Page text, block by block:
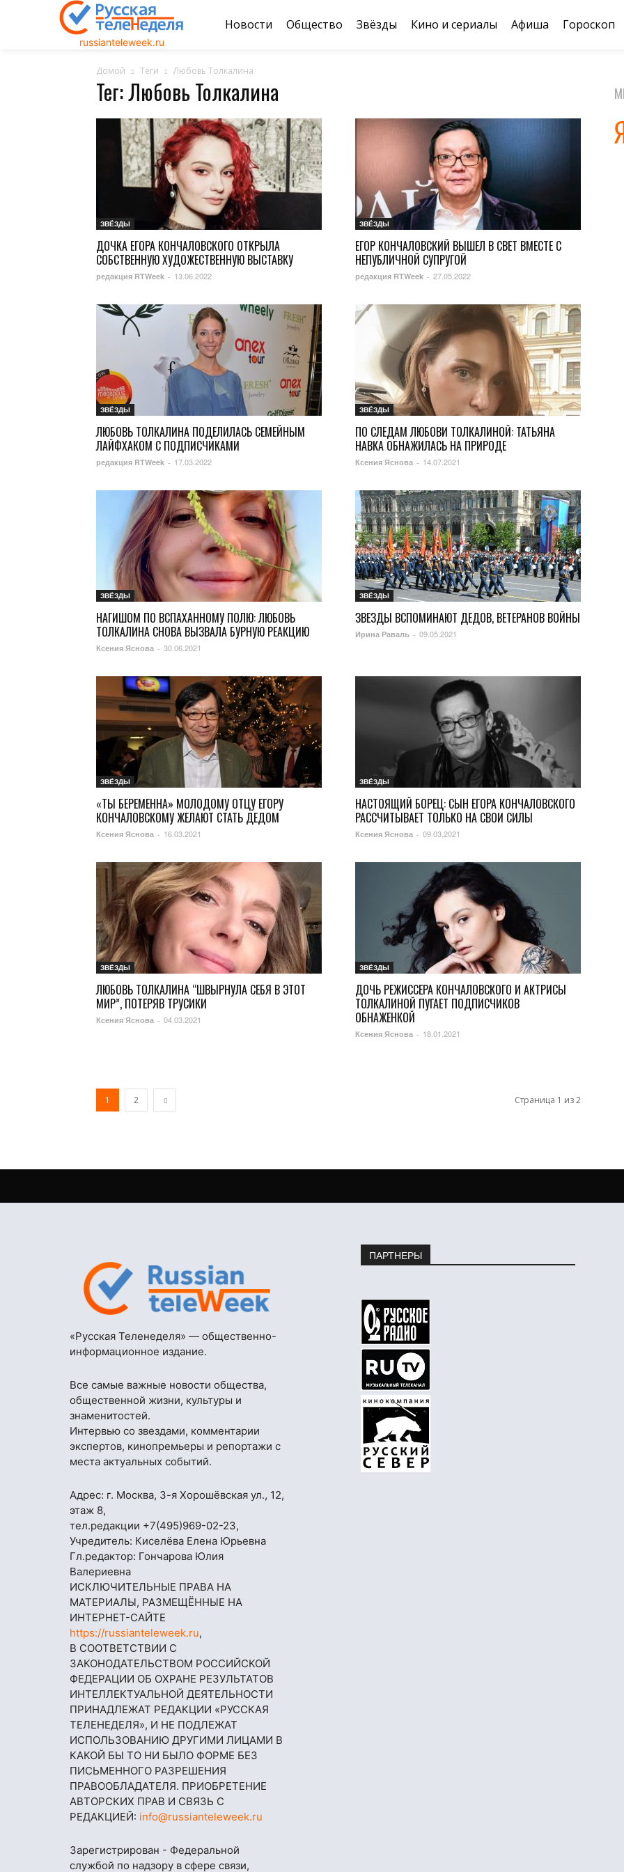
russianteleweek.ru
Новости Общество Звёзды Кино и сериалы Афиша Гороскоп
Домой Теги Любовь Толкалина
Тег: Любовь Толкалина
ЗВЁЗДЫ
ДОЧКА ЕГОРА КОНЧАЛОВСКОГО ОТКРЫЛА
СОБСТВЕННУЮ ХУДОЖЕСТВЕННУЮ ВЫСТАВКУ
редакция RTWeek - 13.06.2022
ЗВЁЗДЫ
ЕГОР КОНЧАЛОВСКИЙ ВЫШЕЛ В СВЕТ ВМЕСТЕ С
НЕПУБЛИЧНОЙ СУПРУГОЙ
редакция RTWeek - 27.05.2022
ЗВЁЗДЫ
ЛЮБОВЬ ТОЛКАЛИНА ПОДЕЛИЛАСЬ СЕМЕЙНЫМ
ЛАЙФХАКОМ С ПОДПИСЧИКАМИ
редакция RTWeek - 17.03.2022
ЗВЁЗДЫ
ПО СЛЕДАМ ЛЮБОВИ ТОЛКАЛИНОЙ: ТАТЬЯНА
НАВКА ОБНАЖИЛАСЬ НА ПРИРОДЕ
Ксения Яснова - 14.07.2021
ЗВЁЗДЫ
НАГИШОМ ПО ВСПАХАННОМУ ПОЛЮ: ЛЮБОВЬ
ТОЛКАЛИНА СНОВА ВЫЗВАЛА БУРНУЮ РЕАКЦИЮ
Ксения Яснова - 30.06.2021
ЗВЁЗДЫ
ЗВЕЗДЫ ВСПОМИНАЮТ ДЕДОВ, ВЕТЕРАНОВ ВОЙНЫ
Ирина Раваль - 09.05.2021
ЗВЁЗДЫ
«ТЫ БЕРЕМЕННА» МОЛОДОМУ ОТЦУ ЕГОРУ
КОНЧАЛОВСКОМУ ЖЕЛАЮТ СТАТЬ ДЕДОМ
Ксения Яснова - 16.03.2021
ЗВЁЗДЫ
НАСТОЯЩИЙ БОРЕЦ: СЫН ЕГОРА КОНЧАЛОВСКОГО
РАССЧИТЫВАЕТ ТОЛЬКО НА СВОИ СИЛЫ
Ксения Яснова - 09.03.2021
ЗВЁЗДЫ
ЛЮБОВЬ ТОЛКАЛИНА “ШВЫРНУЛА СЕБЯ В ЭТОТ
МИР”, ПОТЕРЯВ ТРУСИКИ
Ксения Яснова - 04.03.2021
ЗВЁЗДЫ
ДОЧЬ РЕЖИССЕРА КОНЧАЛОВСКОГО И АКТРИСЫ
ТОЛКАЛИНОЙ ПУГАЕТ ПОДПИСЧИКОВ
ОБНАЖЕНКОЙ
Ксения Яснова - 18.01.2021
1 2 Страница 1 из 2
«Русская Теленеделя» — общественно-
информационное издание.
Все самые важные новости общества,
общественной жизни, культуры и
знаменитостей.
Интервью со звездами, комментарии
экспертов, кинопремьеры и репортажи с
места актуальных событий.
Адрес: г. Москва, 3-я Хорошёвская ул., 12,
этаж 8,
тел.редакции +7(495)969-02-23,
Учредитель: Киселёва Елена Юрьевна
Гл.редактор: Гончарова Юлия
Валериевна
ИСКЛЮЧИТЕЛЬНЫЕ ПРАВА НА
МАТЕРИАЛЫ, РАЗМЕЩЁННЫЕ НА
ИНТЕРНЕТ-САЙТЕ
https://russianteleweek.ru,
В СООТВЕТСТВИИ С
ЗАКОНОДАТЕЛЬСТВОМ РОССИЙСКОЙ
ФЕДЕРАЦИИ ОБ ОХРАНЕ РЕЗУЛЬТАТОВ
ИНТЕЛЛЕКТУАЛЬНОЙ ДЕЯТЕЛЬНОСТИ
ПРИНАДЛЕЖАТ РЕДАКЦИИ «РУССКАЯ
ТЕЛЕНЕДЕЛЯ», И НЕ ПОДЛЕЖАТ
ИСПОЛЬЗОВАНИЮ ДРУГИМИ ЛИЦАМИ В
КАКОЙ БЫ ТО НИ БЫЛО ФОРМЕ БЕЗ
ПИСЬМЕННОГО РАЗРЕШЕНИЯ
ПРАВООБЛАДАТЕЛЯ. ПРИОБРЕТЕНИЕ
АВТОРСКИХ ПРАВ И СВЯЗЬ С
РЕДАКЦИЕЙ: info@russianteleweek.ru
Зарегистрирован - Федеральной
службой по надзору в сфере связи,
ПАРТНЕРЫ